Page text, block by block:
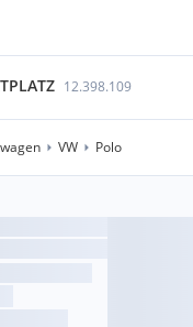
12.398.109
VW Polo